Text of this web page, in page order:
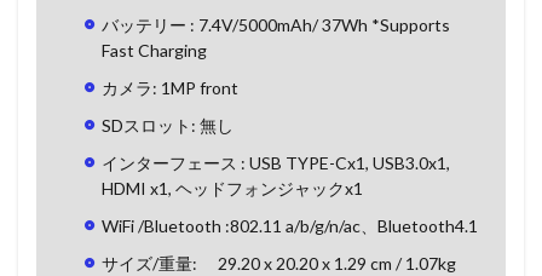
バッテリー : 7.4V/5000mAh/ 37Wh *Supports
Fast Charging
カメラ: 1MP front
SDスロット: 無し
インターフェース : USB TYPE-Cx1, USB3.0x1,
HDMI x1, ヘッドフォンジャックx1
WiFi /Bluetooth :802.11 a/b/g/n/ac、Bluetooth4.1
サイズ/重量: 29.20 x 20.20 x 1.29 cm / 1.07kg